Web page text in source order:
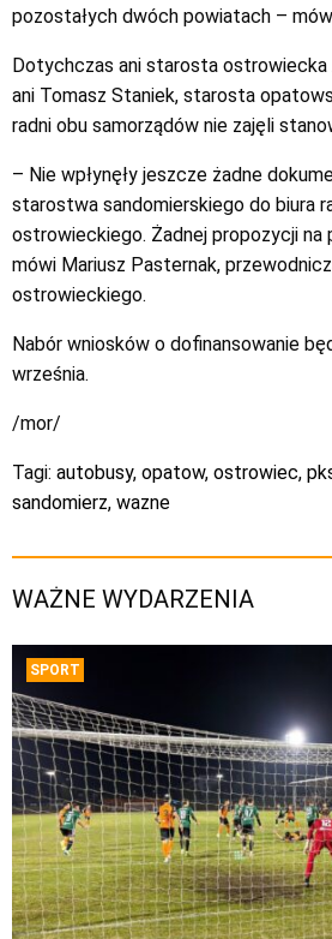
pozostałych dwóch powiatach –
Dotychczas ani starosta ostrowiecka
ani Tomasz Staniek, starosta
radni obu samorządów nie zajęli
– Nie wpłynęły jeszcze żadne
starostwa sandomierskiego do biura
ostrowieckiego. Żadnej propozycji na
mówi Mariusz Pasternak,
ostrowieckiego.
Nabór wniosków o dofinansowanie
września.
/mor/
Tagi: autobusy, opatow, ostrowiec,
sandomierz, wazne
WAŻNE WYDARZENIA
SPORT